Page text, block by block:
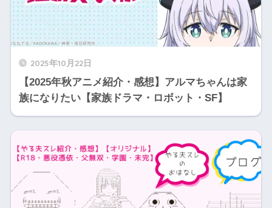
2025年10月22日
【2025年秋アニメ紹介・感想】アルマちゃんは家
族になりたい【家族ドラマ・ロボット・SF】